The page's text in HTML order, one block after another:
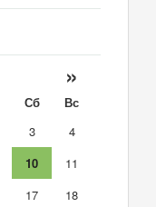
»
Сб
Вс
3
4
10
11
17
18